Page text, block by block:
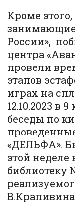
Кроме
России»,
центра
провели
этапов
играх на
12.10.2023 в
беседы по
«ДЕЛЬФА».
этой
библиотеку